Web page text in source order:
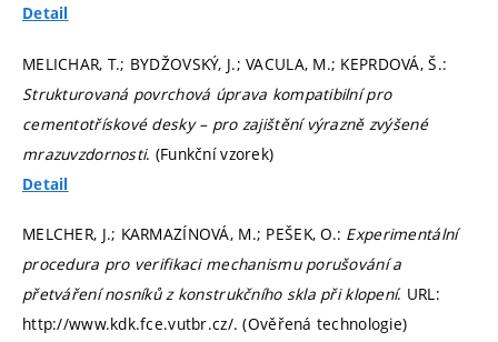
Detail
MELICHAR, T.; BYDŽOVSKÝ, J.; VACULA, M.; KEPRDOVÁ, Š.:
Strukturovaná povrchová úprava kompatibilní pro
cementotřískové desky – pro zajištění výrazně zvýšené
mrazuvzdornosti. (Funkční vzorek)
Detail
MELCHER, J.; KARMAZÍNOVÁ, M.; PEŠEK, O.: Experimentální
procedura pro verifikaci mechanismu porušování a
přetváření nosníků z konstrukčního skla při klopení. URL:
http://www.kdk.fce.vutbr.cz/. (Ověřená technologie)